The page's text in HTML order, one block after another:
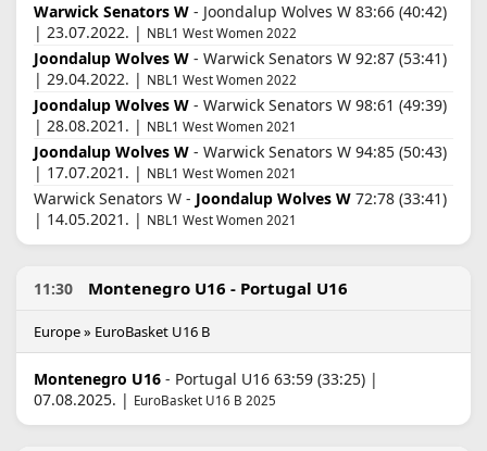
Warwick Senators W - Joondalup Wolves W 83:66 (40:42)
| 23.07.2022. | NBL1 West Women 2022
Joondalup Wolves W - Warwick Senators W 92:87 (53:41)
| 29.04.2022. | NBL1 West Women 2022
Joondalup Wolves W - Warwick Senators W 98:61 (49:39)
| 28.08.2021. | NBL1 West Women 2021
Joondalup Wolves W - Warwick Senators W 94:85 (50:43)
| 17.07.2021. | NBL1 West Women 2021
Warwick Senators W - Joondalup Wolves W 72:78 (33:41)
| 14.05.2021. | NBL1 West Women 2021
11:30 Montenegro U16 - Portugal U16
Europe » EuroBasket U16 B
Montenegro U16 - Portugal U16 63:59 (33:25) |
07.08.2025. | EuroBasket U16 B 2025